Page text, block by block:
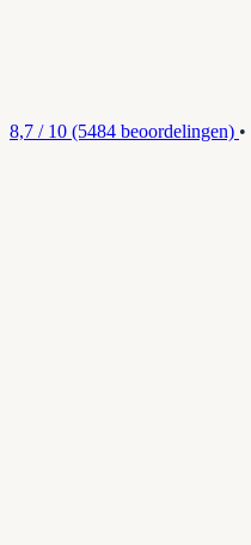
8,7 / 10 (5484 beoordelingen) •